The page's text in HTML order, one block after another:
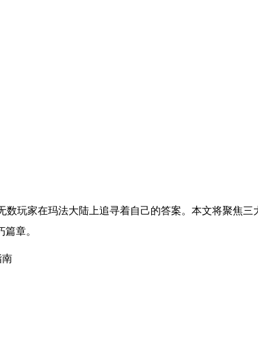
玩家在玛法大陆上追寻着自己的答案。本文将聚焦三
章。